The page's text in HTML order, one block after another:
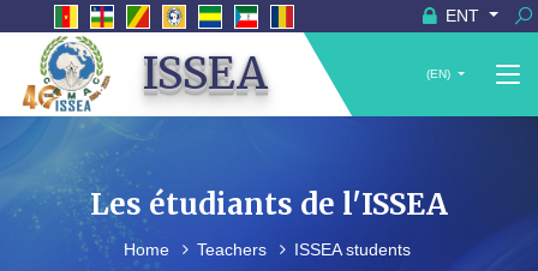
ENT
ISSEA (EN)
Les étudiants de l'ISSEA
Home Teachers ISSEA students